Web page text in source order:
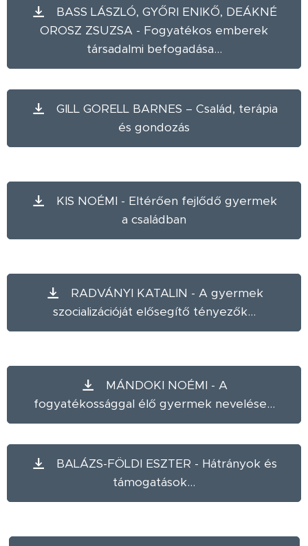
BASS LÁSZLÓ, GYŐRI ENIKŐ, DEÁKNÉ
OROSZ ZSUZSA - Fogyatékos emberek
társadalmi befogadása...
GILL GORELL BARNES – Család, terápia
és gondozás
KIS NOÉMI - Eltérően fejlődő gyermek
a családban
RADVÁNYI KATALIN - A gyermek
szocializációját elősegítő tényezők...
MÁNDOKI NOÉMI - A
fogyatékossággal élő gyermek nevelése...
BALÁZS-FÖLDI ESZTER - Hátrányok és
támogatások...